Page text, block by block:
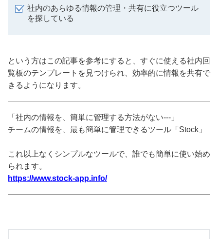
社内のあらゆる情報の管理・共有に役立つツール
を探している
という方はこの記事を参考にすると、すぐに使える社内回
覧板のテンプレートを見つけられ、効率的に情報を共有で
きるようになります。
「社内の情報を、簡単に管理する方法がない---」
チームの情報を、最も簡単に管理できるツール「Stock」
これ以上なくシンプルなツールで、誰でも簡単に使い始め
られます。
https://www.stock-app.info/